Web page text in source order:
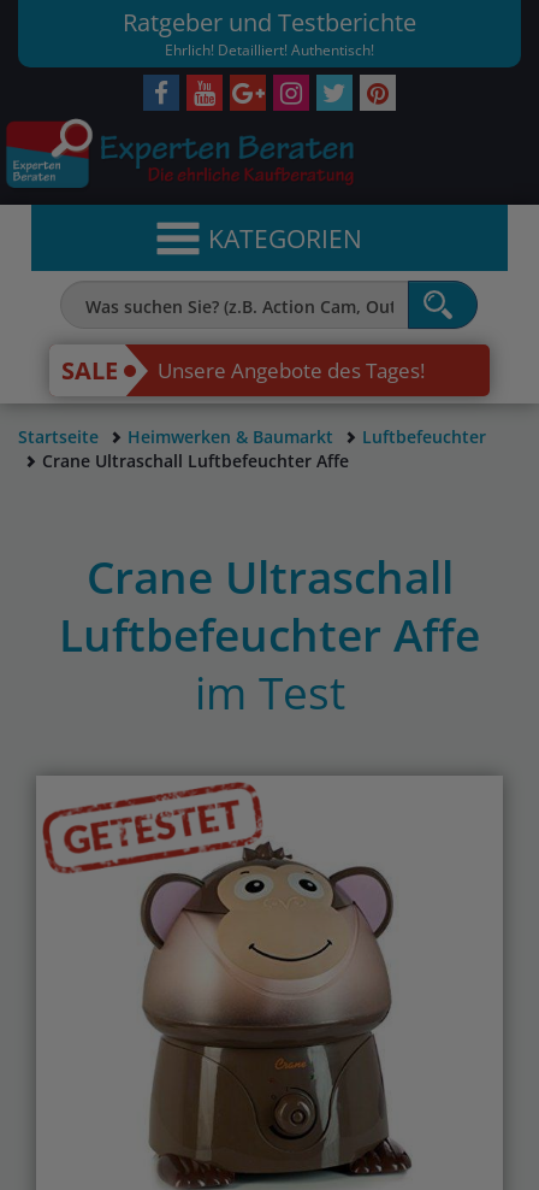
Ratgeber und Testberichte
Ehrlich! Detailliert! Authentisch!
KATEGORIEN
SALE Unsere Angebote des Tages!
Startseite Heimwerken & Baumarkt
Luftbefeuchter
Crane Ultraschall Luftbefeuchter Affe
Crane Ultraschall
Luftbefeuchter Affe
im Test